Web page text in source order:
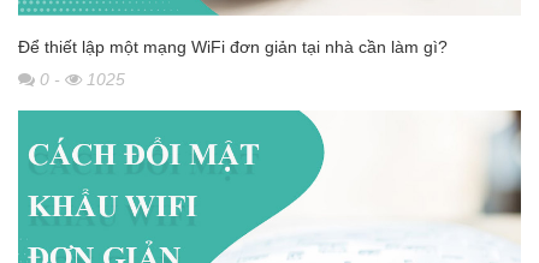
Để thiết lập một mạng WiFi đơn giản tại nhà cần làm gì?
0 - 1025